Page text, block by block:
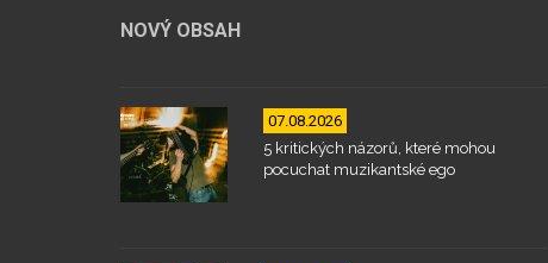
NOVÝ OBSAH
07.08.2026
5 kritických názorů, které mohou
pocuchat muzikantské ego